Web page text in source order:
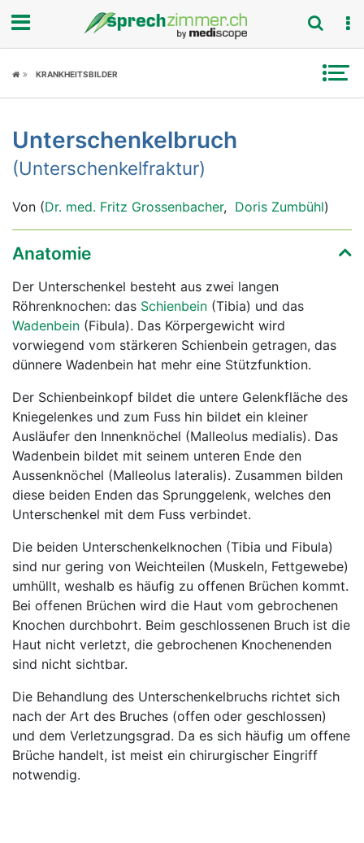
Fokus
Symptome
Ratgeber
Rubriken
KRANKHEITSBILDER
Unterschenkelbruch
(Unterschenkelfraktur)
Von (Dr. med. Fritz Grossenbacher, Doris Zumbühl)
Anatomie
Der Unterschenkel besteht aus zwei langen
Röhrenknochen: das Schienbein (Tibia) und das
Wadenbein (Fibula). Das Körpergewicht wird
vorwiegend vom stärkeren Schienbein getragen, das
dünnere Wadenbein hat mehr eine Stützfunktion.
Der Schienbeinkopf bildet die untere Gelenkfläche des
Kniegelenkes und zum Fuss hin bildet ein kleiner
Ausläufer den Innenknöchel (Malleolus medialis). Das
Wadenbein bildet mit seinem unteren Ende den
Aussenknöchel (Malleolus lateralis). Zusammen bilden
diese beiden Enden das Sprunggelenk, welches den
Unterschenkel mit dem Fuss verbindet.
Die beiden Unterschenkelknochen (Tibia und Fibula)
sind nur gering von Weichteilen (Muskeln, Fettgewebe)
umhüllt, weshalb es häufig zu offenen Brüchen kommt.
Bei offenen Brüchen wird die Haut vom gebrochenen
Knochen durchbohrt. Beim geschlossenen Bruch ist die
Haut nicht verletzt, die gebrochenen Knochenenden
sind nicht sichtbar.
Die Behandlung des Unterschenkelbruchs richtet sich
nach der Art des Bruches (offen oder geschlossen)
und dem Verletzungsgrad. Da es sich häufig um offene
Brüche handelt, ist meist ein chirurgischer Eingriff
notwendig.